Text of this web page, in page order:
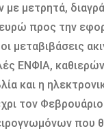
μετρητά,
προς την
μεταβιβάσεις
ΕΝΦΙΑ,
και η
τον
που